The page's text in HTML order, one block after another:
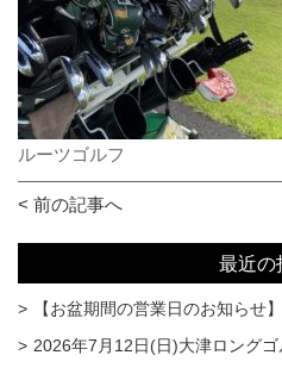
ルーツゴルフ
< 前の記事へ
最近の
【お盆期間の営業日のお知らせ】
2026年7月12日(日)大津ロング